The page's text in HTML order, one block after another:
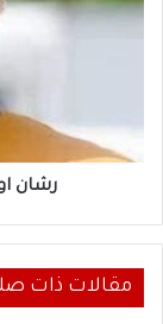
تكتب
رشان
مقالات ذات